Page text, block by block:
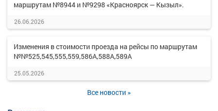
маршрутам №8944 и №9298 «Красноярск — Кызыл».
26.06.2026
Изменения в стоимости проезда на рейсы по маршрутам
№№525,545,555,559,586А,588А,589А
25.05.2026
Все новости »